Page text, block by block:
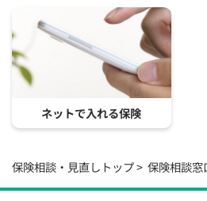
ネットで入れる保険
保険相談・見直しトップ 保険相談窓